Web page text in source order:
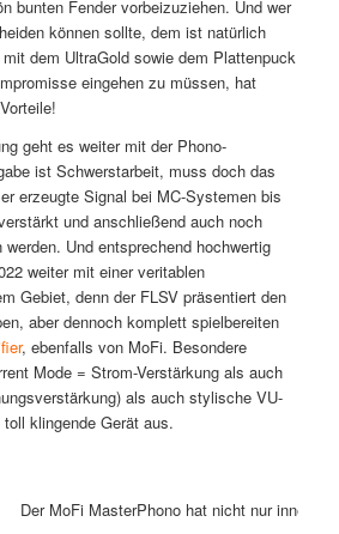
bunten Fender vorbeizuziehen. Und wer
können sollte, dem ist natürlich
dem UltraGold sowie dem Plattenpuck
eingehen zu müssen, hat
geht es weiter mit der Phono-
ist Schwerstarbeit, muss doch das
erzeugte Signal bei MC-Systemen bis
und anschließend auch noch
werden. Und entsprechend hochwertig
weiter mit einer veritablen
Gebiet, denn der FLSV präsentiert den
aber dennoch komplett spielbereiten
, ebenfalls von MoFi. Besondere
Mode = Strom-Verstärkung als auch
als auch stylische VU-
klingende Gerät aus.
Der MoFi MasterPhono hat nicht nur innere